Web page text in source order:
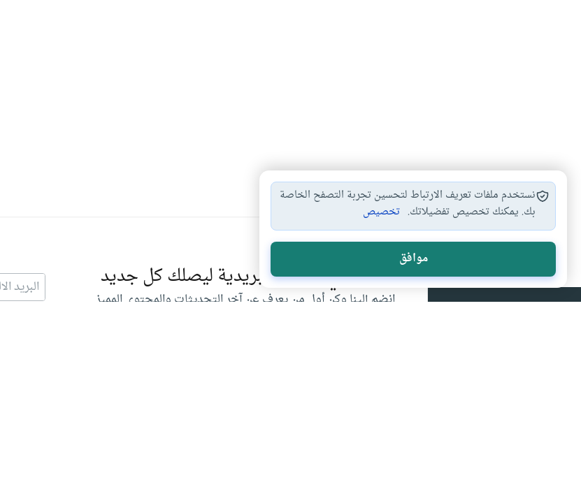
اشترك في قائمتنا البريدية ليصلك كل جديد
انضم إلينا وكن أول من يعرف عن آخر التحديثات والمحتوى المميز
نستخدم ملفات تعريف الارتباط لتحسين تجربة التصفح الخاصة
بك. يمكنك تخصيص تفضيلاتك. تخصيص
موافق